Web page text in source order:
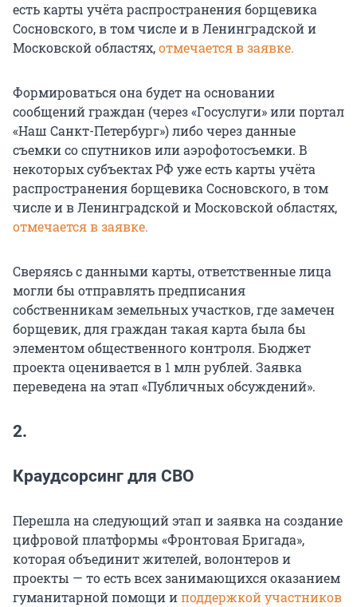
есть карты учёта распространения борщевика
Сосновского, в том числе и в Ленинградской и
Московской областях,отмечается в заявке.
Формироваться она будет на основании
сообщений граждан (через «Госуслуги» или портал
«Наш Санкт-Петербург») либо через данные
съемки со спутников или аэрофотосъемки. В
некоторых субъектах РФ уже есть карты учёта
распространения борщевика Сосновского, в том
числе и в Ленинградской и Московской областях,
отмечается в заявке.
Сверяясь с данными карты, ответственные лица
могли бы отправлять предписания
собственникам земельных участков, где замечен
борщевик, для граждан такая карта была бы
элементом общественного контроля. Бюджет
проекта оценивается в 1 млн рублей. Заявка
переведена на этап «Публичных обсуждений».
2.
Краудсорсинг для СВО
Перешла на следующий этап и заявка на создание
цифровой платформы «Фронтовая Бригада»,
которая объединит жителей, волонтеров и
проекты — то есть всех занимающихся оказанием
гуманитарной помощи иподдержкой участников